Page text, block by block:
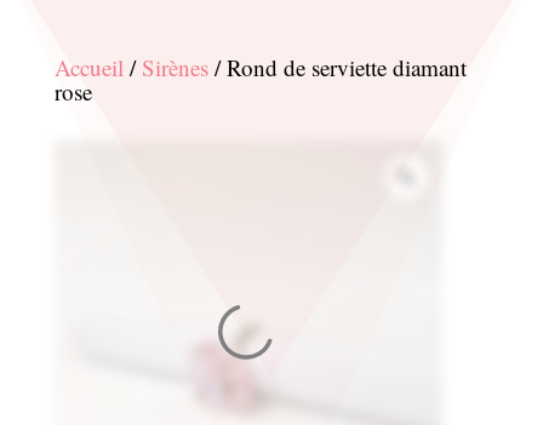
Accueil/ Sirènes/ Rond de serviette diamant
rose